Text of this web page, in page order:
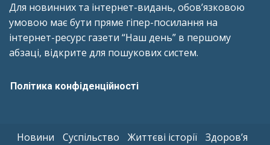
Для новинних та інтернет-видань, обов’язковою
умовою має бути пряме гіпер-посилання на
інтернет-ресурс газети “Наш день” в першому
абзаці, відкрите для пошукових систем.
Політика конфіденційності
Новини Суспільство Життєві історії
Здоров’я